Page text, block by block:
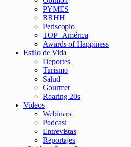
PYMES
RRHH
Periscopio
TOP+América
Awards of Happiness
Estilo de Vida
Deportes
Turismo
Salud
Gourmet
Roaring 20s
Videos
Webinars
Podcast
Entrevistas
Reportajes